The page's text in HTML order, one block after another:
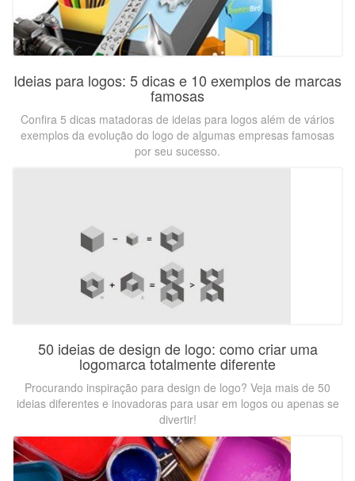
Ideias para logos: 5 dicas e 10 exemplos de marcas
famosas
Confira 5 dicas matadoras de ideias para logos além de vários
exemplos da evolução do logo de algumas empresas famosas
por seu sucesso.
50 ideias de design de logo: como criar uma
logomarca totalmente diferente
Procurando inspiração para design de logo? Veja mais de 50
ideias diferentes e inovadoras para usar em logos ou apenas se
divertir!